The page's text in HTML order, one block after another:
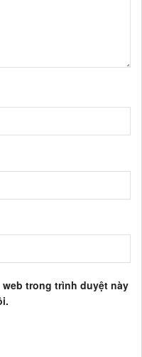
trong trình duyệt này